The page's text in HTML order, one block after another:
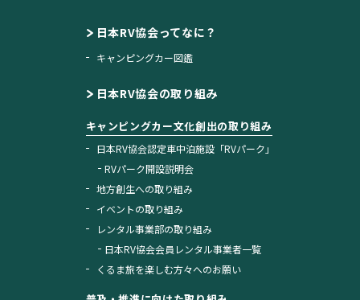
日本RV協会ってなに？
キャンピングカー図鑑
日本RV協会の取り組み
キャンピングカー文化創出の取り組み
日本RV協会認定車中泊施設「RVパーク」
RVパーク開設説明会
地方創生への取り組み
イベントの取り組み
レンタル事業部の取り組み
日本RV協会会員レンタル事業者一覧
くるま旅を楽しむ方々へのお願い